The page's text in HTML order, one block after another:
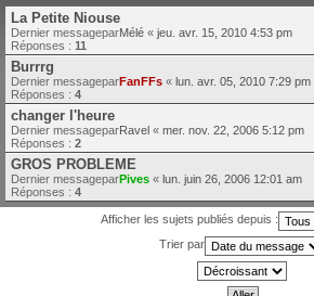
La Petite Niouse
Dernier messageparMélé « jeu. avr. 15, 2010 4:53 pm
Réponses : 11
Burrrg
Dernier messageparFanFFs « lun. avr. 05, 2010 7:29 pm
Réponses : 4
changer l'heure
Dernier messageparRavel « mer. nov. 22, 2006 5:12 pm
Réponses : 2
GROS PROBLEME
Dernier messageparPives « lun. juin 26, 2006 12:01 am
Réponses : 4
Afficher les sujets publiés depuis :
Trier par